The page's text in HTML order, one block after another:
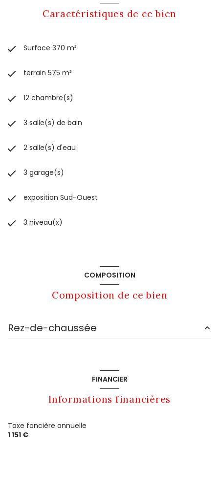
Caractéristiques de ce bien
Surface 370 m²
terrain 575 m²
12 chambre(s)
3 salle(s) de bain
2 salle(s) d'eau
3 garage(s)
exposition Sud-Ouest
3 niveau(x)
COMPOSITION
Composition de ce bien
Rez-de-chaussée
FINANCIER
Informations financières
Taxe foncière annuelle
1 151 €